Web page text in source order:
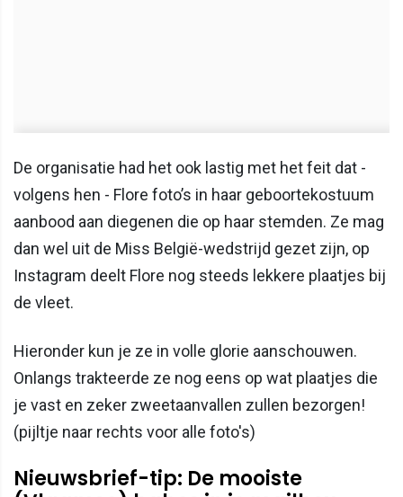
De organisatie had het ook lastig met het feit dat -
volgens hen - Flore foto’s in haar geboortekostuum
aanbood aan diegenen die op haar stemden. Ze mag
dan wel uit de Miss België-wedstrijd gezet zijn, op
Instagram deelt Flore nog steeds lekkere plaatjes bij
de vleet.
Hieronder kun je ze in volle glorie aanschouwen.
Onlangs trakteerde ze nog eens op wat plaatjes die
je vast en zeker zweetaanvallen zullen bezorgen!
(pijltje naar rechts voor alle foto's)
Nieuwsbrief-tip: De mooiste